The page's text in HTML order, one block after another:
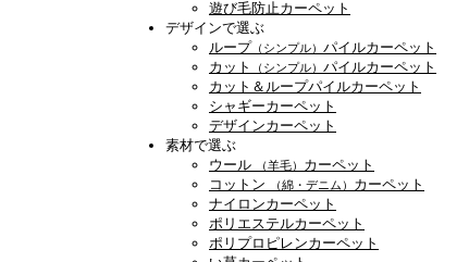
遊び毛防止カーペット
デザインで選ぶ
ループ （シンプル） パイルカーペット
カット
（シンプル） パイルカーペット
カット＆ループパイルカーペット
シャギーカーペット
デザインカーペット
素材で選ぶ
ウール
（羊毛） カーペット
コットン
（綿・デニム） カーペット
ナイロンカーペット
ポリエステルカーペット
ポリプロピレンカーペット